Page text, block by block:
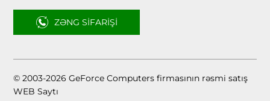
ZƏNG SIFARIŞI
© 2003-2026 GeForce Computers firmasının rəsmi satış
WEB Saytı